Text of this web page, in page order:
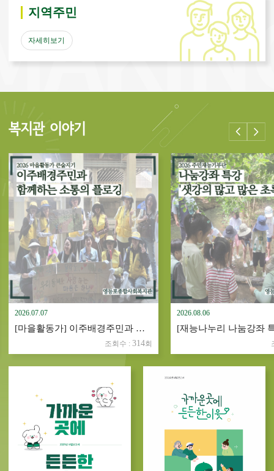
지역주민
자세히보기
복지관 이야기
2026.07.07
[마을활동가] 이주배경주민과 함께 하는 소통의 플로깅
조회수 : 314회
2026.08.06